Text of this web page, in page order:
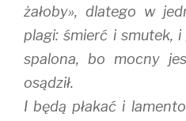
żałoby», dlatego w
plagi: śmierć i smutek,
spalona, bo mocny
osądził.
I będą płakać i